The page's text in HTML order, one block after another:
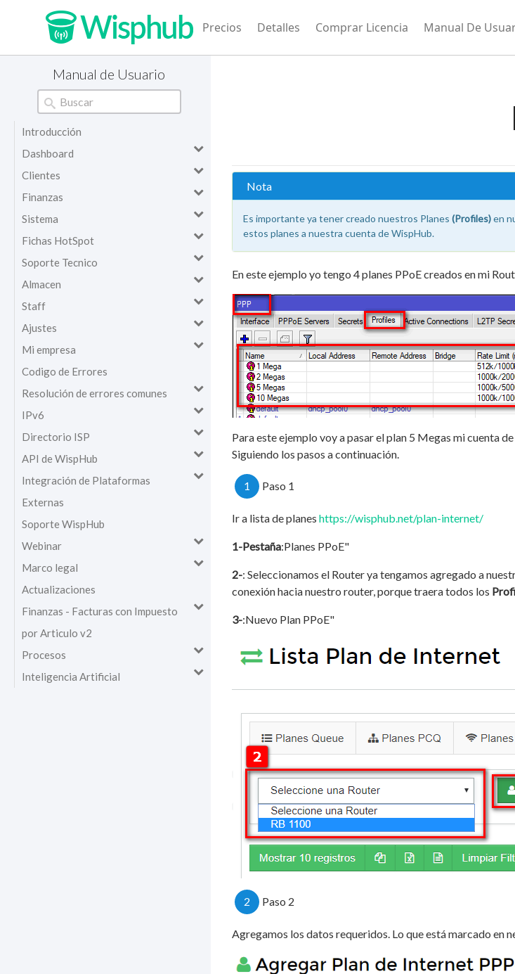
Precios Detalles Comprar Licencia Manual De
Manual de Usuario
Introducción
Dashboard
Clientes
Finanzas
Sistema
Fichas HotSpot
Soporte Tecnico
Almacen
Staff
Ajustes
Mi empresa
Codigo de Errores
Resolución de errores comunes
IPv6
Directorio ISP
API de WispHub
Integración de Plataformas
Externas
Soporte WispHub
Webinar
Marco legal
Actualizaciones
Finanzas - Facturas con Impuesto
por Articulo v2
Procesos
Inteligencia Artificial
Nota
Es importante ya tener creado nuestros Planes (Profiles)en
estos planes a nuestra cuenta de WispHub.
En este ejemplo yo tengo 4 planes PPoE creados en mi
Para este ejemplo voy a pasar el plan 5 Megas mi cuenta
Siguiendo los pasos a continuación.
1 Paso 1
Ir a lista de planes https://wisphub.net/plan-internet/
1-Pestaña:Planes PPoE"
2-: Seleccionamos el Router ya tengamos agregado a
conexión hacia nuestro router, porque traera todos los
3-:Nuevo Plan PPoE"
2 Paso 2
Agregamos los datos requeridos. Lo que está marcado en